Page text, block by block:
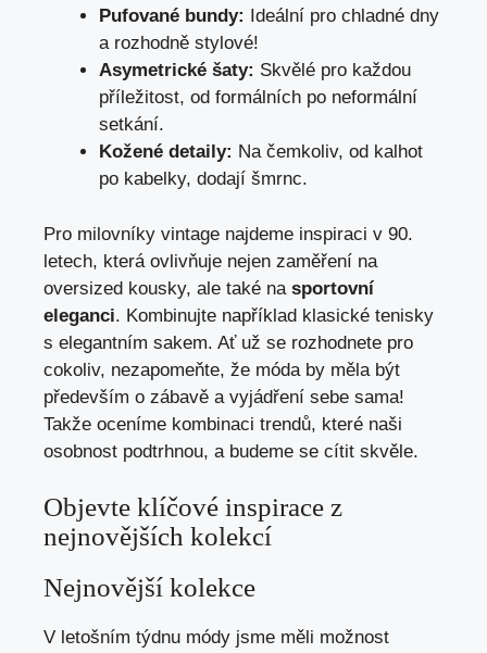
Pufované bundy: Ideální pro chladné dny
a rozhodně stylové!
Asymetrické šaty: Skvělé pro každou
příležitost, od formálních po neformální
setkání.
Kožené detaily: Na čemkoliv, od kalhot
po kabelky, dodají šmrnc.
Pro milovníky vintage najdeme inspiraci v 90.
letech, která ovlivňuje nejen zaměření na
oversized kousky, ale také na sportovní
eleganci. Kombinujte například klasické tenisky
s elegantním sakem. Ať už se rozhodnete pro
cokoliv, nezapomeňte, že móda by měla být
především o zábavě a vyjádření sebe sama!
Takže oceníme kombinaci trendů, které naši
osobnost podtrhnou, a budeme se cítit skvěle.
Objevte klíčové inspirace z
nejnovějších kolekcí
Nejnovější kolekce
V letošním týdnu módy jsme měli možnost